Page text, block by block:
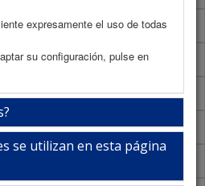
expresamente el uso de todas
su configuración, pulse en
se utilizan en esta página